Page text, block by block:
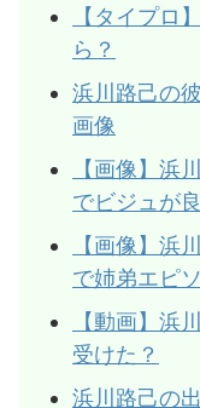
【タイプロ
ら？
浜川路己の
画像
【画像】浜
でビジュが
【画像】浜
で姉弟エピ
【動画】浜
受けた？
浜川路己の